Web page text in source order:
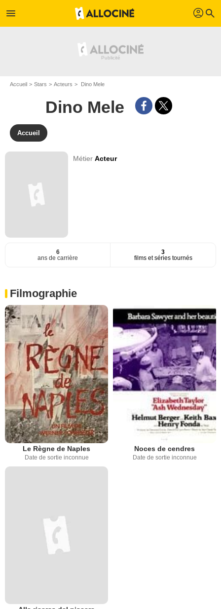
menu profil search
Accueil Stars Acteurs Dino Mele
Dino Mele
Accueil
MétierActeur
6
ans de carrière
3
films et séries tournés
Filmographie
Le Règne de Naples
Date de sortie inconnue
Noces de cendres
Date de sortie inconnue